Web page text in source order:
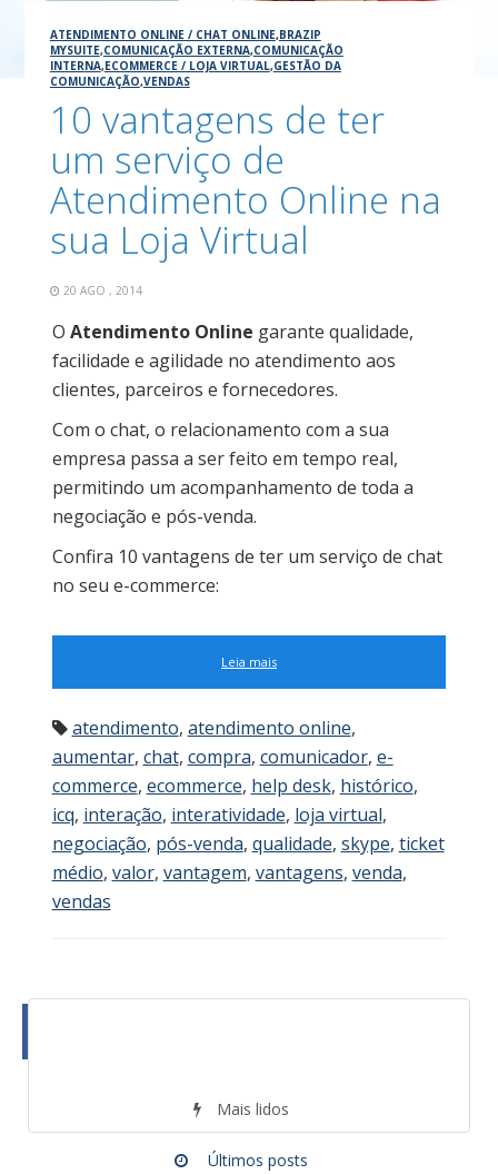
ATENDIMENTO ONLINE / CHAT ONLINE,BRAZIP
MYSUITE,COMUNICAÇÃO EXTERNA,COMUNICAÇÃO
INTERNA,ECOMMERCE / LOJA VIRTUAL,GESTÃO DA
COMUNICAÇÃO,VENDAS
10 vantagens de ter
um serviço de
Atendimento Online na
sua Loja Virtual
20 AGO , 2014
O Atendimento Online garante qualidade,
facilidade e agilidade no atendimento aos
clientes, parceiros e fornecedores.
Com o chat, o relacionamento com a sua
empresa passa a ser feito em tempo real,
permitindo um acompanhamento de toda a
negociação e pós-venda.
Confira 10 vantagens de ter um serviço de chat
no seu e-commerce:
Leia mais
atendimento, atendimento online,
aumentar, chat, compra, comunicador, e-
commerce, ecommerce, help desk, histórico,
icq, interação, interatividade, loja virtual,
negociação, pós-venda, qualidade, skype, ticket
médio, valor, vantagem, vantagens, venda,
vendas
Mais lidos
Últimos posts